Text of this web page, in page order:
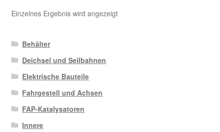
Einzelnes Ergebnis wird angezeigt
Behälter
Deichsel und Seilbahnen
Elektrische Bauteile
Fahrgestell und Achsen
FAP-Katalysatoren
Innere